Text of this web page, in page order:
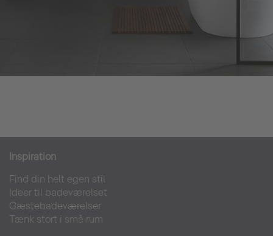
Inspiration
Find din helt egen stil
Ideer til badeværelset
Gæstebadeværelser
Tænk stort i små rum